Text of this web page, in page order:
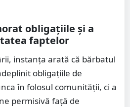
obligațiile și a
faptelor
instanța arată că bărbatul
obligațiile de
în folosul comunității, ci a
permisivă față de